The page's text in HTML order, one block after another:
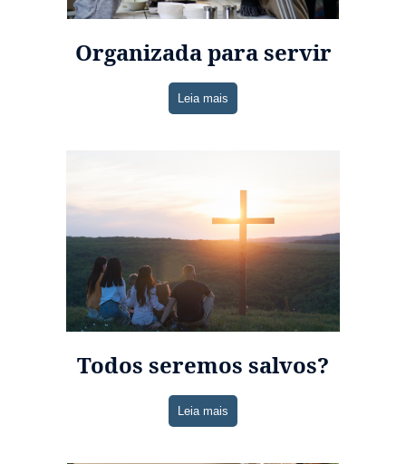
Organizada para servir
Leia mais
Todos seremos salvos?
Leia mais